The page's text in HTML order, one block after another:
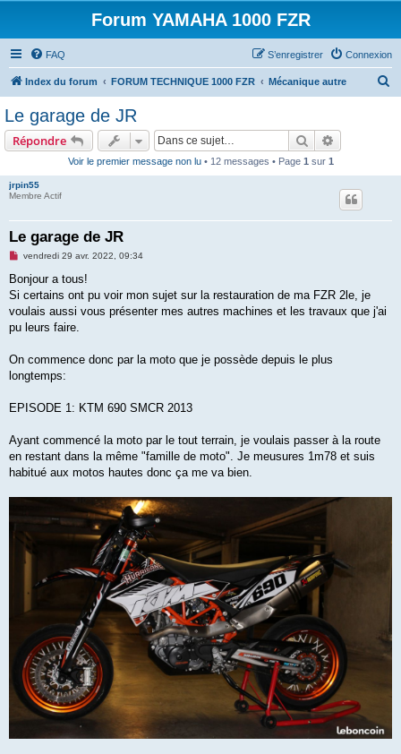
Forum YAMAHA 1000 FZR
FAQ Connexion
S’enregistrer
Index du forum FORUM TECHNIQUE 1000 FZR Mécanique autre
Le garage de JR
Répondre Rechercher
Voir le premier message non lu• 12 messages • Page 1 sur 1
jrpin55
Membre Actif
Le garage de JR
M
s
a
g
n
l
u
vendredi 29 avr. 2022, 09:34
Bonjour a tous!
Si certains ont pu voir mon sujet sur la restauration de ma FZR 2le, je
voulais aussi vous présenter mes autres machines et les travaux que j'ai
pu leurs faire.
On commence donc par la moto que je possède depuis le plus
longtemps:
EPISODE 1: KTM 690 SMCR 2013
Ayant commencé la moto par le tout terrain, je voulais passer à la route
en restant dans la même "famille de moto". Je meusures 1m78 et suis
habitué aux motos hautes donc ça me va bien.